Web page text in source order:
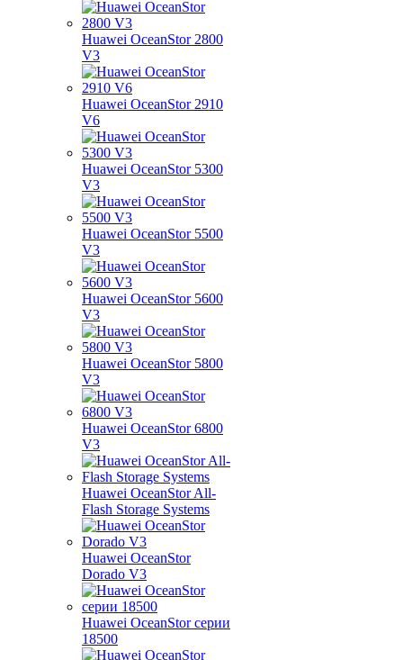
Huawei OceanStor 2800
V3
Huawei OceanStor 2910
V6
Huawei OceanStor 5300
V3
Huawei OceanStor 5500
V3
Huawei OceanStor 5600
V3
Huawei OceanStor 5800
V3
Huawei OceanStor 6800
V3
Huawei OceanStor All-
Flash Storage Systems
Huawei OceanStor
Dorado V3
Huawei OceanStor серии
18500